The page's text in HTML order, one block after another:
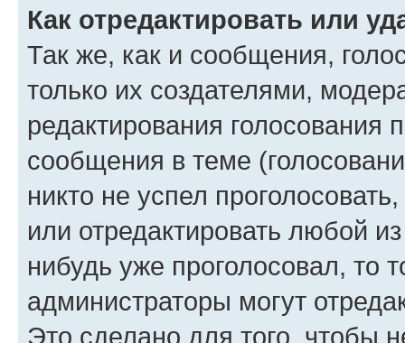
Как отредактировать или
Так же, как и сообщения,
только их создателями,
редактирования голосования
сообщения в теме
никто не успел
или отредактировать любой
нибудь уже проголосовал, то
администраторы могут
Это сделано для того, чтобы